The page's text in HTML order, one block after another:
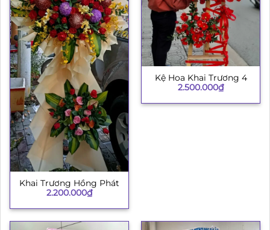
Khai Trương Hồng Phát
2.200.000₫
Kệ Hoa Khai Trương 4
2.500.000₫